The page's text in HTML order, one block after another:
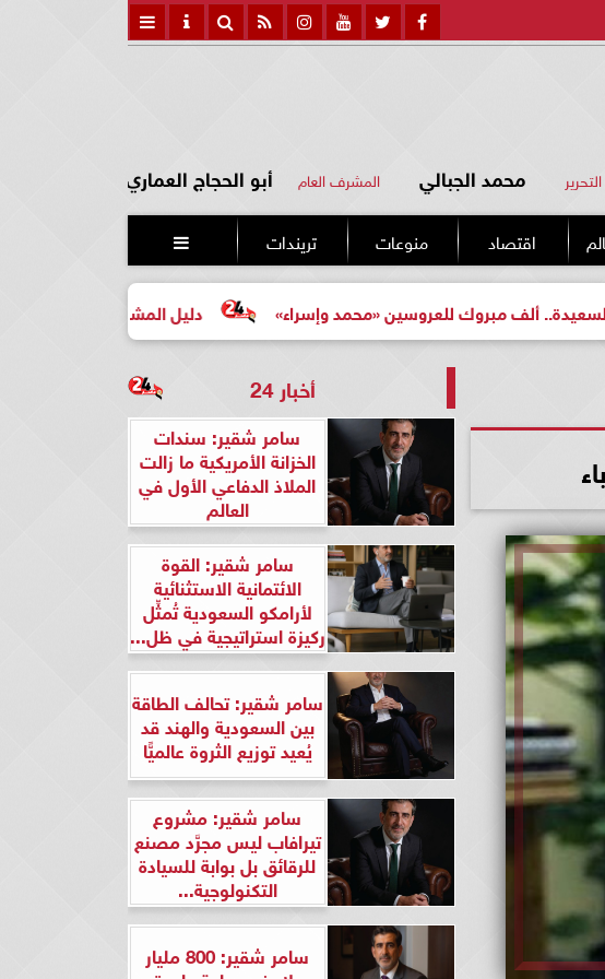
محمد الجبالي المشرف العام أبو الحجاج العماري
اقتصاد منوعات تريندات 
دليل المشتري لأول مرة لاختيار مشروع للعروسين «محمد وإسراء»
أخبار 24
سامر شقير: سندات
الخزانة الأمريكية ما زالت
الملاذ الدفاعي الأول في
العالم
سامر شقير: القوة
الائتمانية الاستثنائية
لأرامكو السعودية تُمثِّل
ركيزة استراتيجية في ظل...
سامر شقير: تحالف الطاقة
بين السعودية والهند قد
يُعيد توزيع الثروة عالميًّا
سامر شقير: مشروع
تيرافاب ليس مجرَّد مصنع
للرقائق بل بوابة للسيادة
التكنولوجية...
سامر شقير: 800 مليار